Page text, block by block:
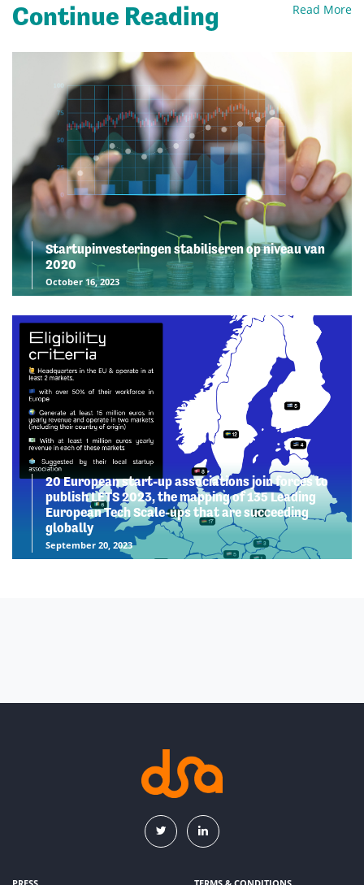
Continue Reading Read More
Startupinvesteringen stabiliseren op niveau van
2020
October 16, 2023
20 European start-up associations join forces to
publish LETS 2023, the mapping of 135 Leading
European Tech Scale-ups that are succeeding
globally
September 20, 2023